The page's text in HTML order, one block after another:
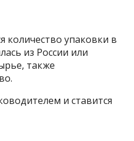
количество упаковки в
из России или
также
и ставится